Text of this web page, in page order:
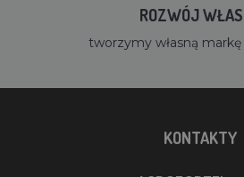
ROZWÓJ
tworzymy własną
KONTAKTY